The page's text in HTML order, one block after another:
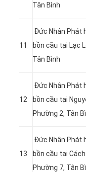
Tân Bình
11
Đức Nhân Phát
bồn cầu tại Lạc
Tân Bình
12
Đức Nhân Phát
bồn cầu tại
Phường 2, Tân
13
Đức Nhân Phát
bồn cầu tại
Phường 7, Tân